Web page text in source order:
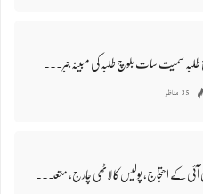
35 مناظر
کراچی اور لاہور میں پی ٹی آئی کے احتجاج، پولیس کا لاٹھی چارج، متعدد کارکنان اور رہنما گرفتار